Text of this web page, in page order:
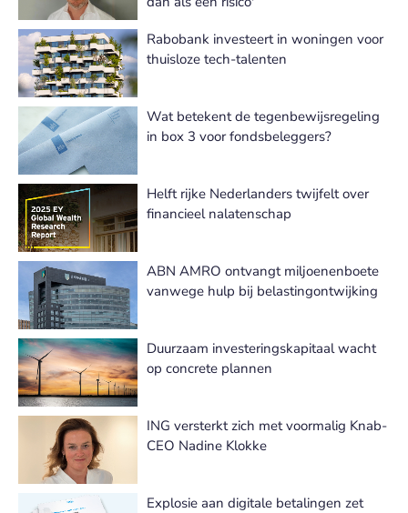
Rabobank investeert in woningen voor
thuisloze tech-talenten
Wat betekent de tegenbewijsregeling
in box 3 voor fondsbeleggers?
Helft rijke Nederlanders twijfelt over
financieel nalatenschap
ABN AMRO ontvangt miljoenenboete
vanwege hulp bij belastingontwijking
Duurzaam investeringskapitaal wacht
op concrete plannen
ING versterkt zich met voormalig Knab-
CEO Nadine Klokke
Explosie aan digitale betalingen zet